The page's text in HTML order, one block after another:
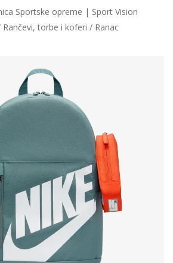
Sportske opreme | Sport Vision
Rančevi, torbe i koferi
Ranac